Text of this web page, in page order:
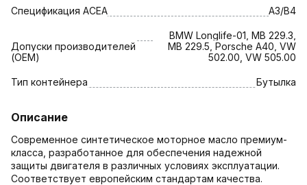
Спецификация АСЕА A3/B4
Допуски производителей
(OEM)
BMW Longlife-01, MB 229.3,
MB 229.5, Porsche A40, VW
502.00, VW 505.00
Тип контейнера Бутылка
Описание
Современное синтетическое моторное масло премиум-
класса, разработанное для обеспечения надежной
защиты двигателя в различных условиях эксплуатации.
Соответствует европейским стандартам качества.